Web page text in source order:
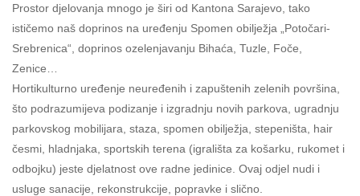
Prostor djelovanja mnogo je širi od Kantona Sarajevo, tako
ističemo naš doprinos na uređenju Spomen obilježja „Potočari-
Srebrenica“, doprinos ozelenjavanju Bihaća, Tuzle, Foče,
Zenice…
Hortikulturno uređenje neuređenih i zapuštenih zelenih površina,
što podrazumijeva podizanje i izgradnju novih parkova, ugradnju
parkovskog mobilijara, staza, spomen obilježja, stepeništa, hair
česmi, hladnjaka, sportskih terena (igrališta za košarku, rukomet i
odbojku) jeste djelatnost ove radne jedinice. Ovaj odjel nudi i
usluge sanacije, rekonstrukcije, popravke i slično.